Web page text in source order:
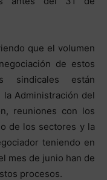
que el volumen
de estos
sindicales están
Administración del
reuniones con los
de los sectores y la
teniendo en
mes de junio han de
procesos.